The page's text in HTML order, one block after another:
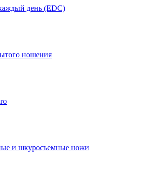
день (EDC)
ношения
и шкуросъемные ножи